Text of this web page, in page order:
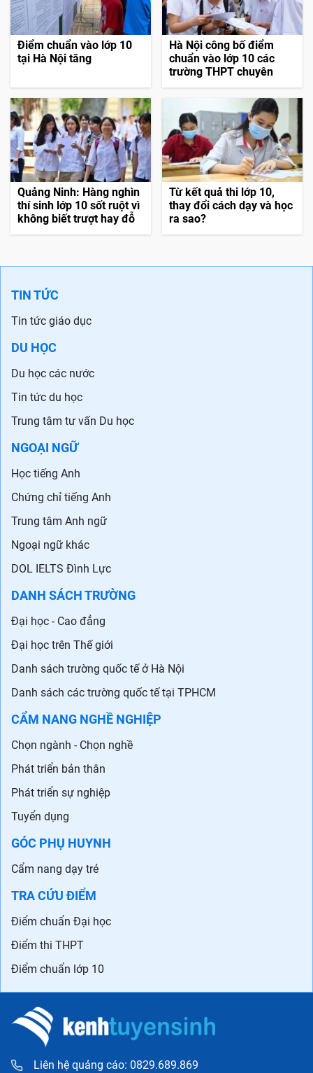
Điểm chuẩn vào lớp 10
tại Hà Nội tăng
Hà Nội công bố điểm
chuẩn vào lớp 10 các
trường THPT chuyên
Quảng Ninh: Hàng nghìn
thí sinh lớp 10 sốt ruột vì
không biết trượt hay đỗ
Từ kết quả thi lớp 10,
thay đổi cách dạy và học
ra sao?
TIN TỨC
Tin tức giáo dục
DU HỌC
Du học các nước
Tin tức du học
Trung tâm tư vấn Du học
NGOẠI NGỮ
Học tiếng Anh
Chứng chỉ tiếng Anh
Trung tâm Anh ngữ
Ngoại ngữ khác
DOL IELTS Đình Lực
DANH SÁCH TRƯỜNG
Đại học - Cao đẳng
Đại học trên Thế giới
Danh sách trường quốc tế ở Hà Nội
Danh sách các trường quốc tế tại TPHCM
CẨM NANG NGHỀ NGHIỆP
Chọn ngành - Chọn nghề
Phát triển bản thân
Phát triển sự nghiệp
Tuyển dụng
GÓC PHỤ HUYNH
Cẩm nang dạy trẻ
TRA CỨU ĐIỂM
Điểm chuẩn Đại học
Điểm thi THPT
Điểm chuẩn lớp 10
Liên hệ quảng cáo: 0829.689.869